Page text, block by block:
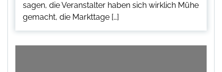
sagen, die Veranstalter haben sich wirklich Mühe
gemacht, die Markttage […]